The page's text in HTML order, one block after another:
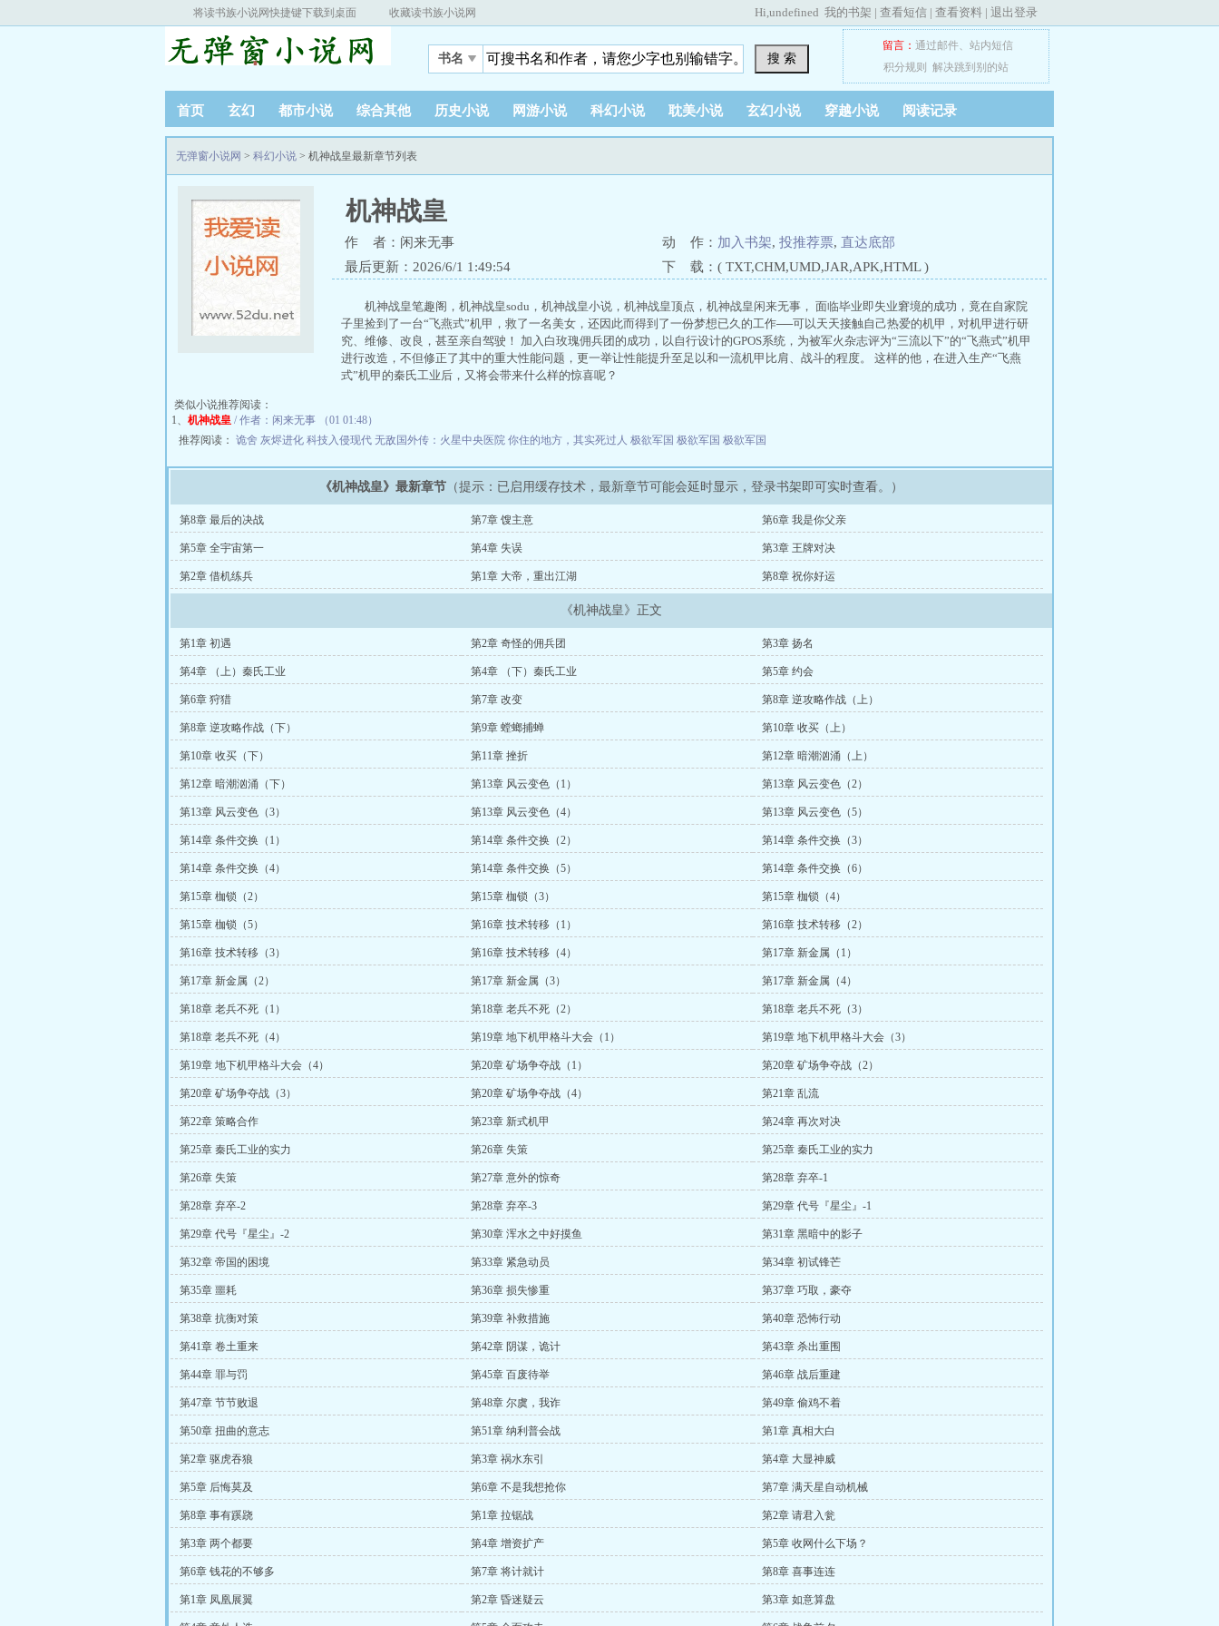
将读书族小说网快捷键下载到桌面 收藏读书族小说网 Hi,undefined 我的书架 | 查看短信 | 查看资料 | 退出登录
书名 搜 索
留言： 通过邮件、 站内短信
积分规则
解决跳到别的站
首页 玄幻 都市小说 综合其他 历史小说 网游小说 科幻小说 耽美小说 玄幻小说 穿越小说 阅读记录
无弹窗小说网 > 科幻小说 > 机神战皇最新章节列表
机神战皇
作 者：闲来无事 动 作： 加入书架, 投推荐票, 直达底部
最后更新：2026/6/1 1:49:54
下 载：( TXT,CHM,UMD,JAR,APK,HTML )
机神战皇笔趣阁，机神战皇sodu，机神战皇小说，机神战皇顶点，机神战皇闲来无事， 面临毕业即失业窘境的成功，竟在自家院
子里捡到了一台“飞燕式”机甲，救了一名美女，还因此而得到了一份梦想已久的工作──可以天天接触自己热爱的机甲，对机甲进行研
究、维修、改良，甚至亲自驾驶！ 加入白玫瑰佣兵团的成功，以自行设计的GPOS系统，为被军火杂志评为“三流以下”的“飞燕式”机甲
进行改造，不但修正了其中的重大性能问题，更一举让性能提升至足以和一流机甲比肩、战斗的程度。 这样的他，在进入生产“飞燕
式”机甲的秦氏工业后，又将会带来什么样的惊喜呢？
类似小说推荐阅读：
1、 机神战皇 / 作者：闲来无事 （01 01:48）
推荐阅读： 诡舍 灰烬进化 科技入侵现代 无敌国外传：火星中央医院 你住的地方，其实死过人 极欲军国 极欲军国 极欲军国
《机神战皇》最新章节 （提示：已启用缓存技术，最新章节可能会延时显示，登录书架即可实时查看。）
第8章 最后的决战 第7章 馊主意 第6章 我是你父亲
第5章 全宇宙第一 第4章 失误 第3章 王牌对决
第2章 借机练兵 第1章 大帝，重出江湖 第8章 祝你好运
《机神战皇》正文
第1章 初遇 第2章 奇怪的佣兵团 第3章 扬名
第4章 （上）秦氏工业 第4章 （下）秦氏工业 第5章 约会
第6章 狩猎 第7章 改变 第8章 逆攻略作战（上）
第8章 逆攻略作战（下） 第9章 螳螂捕蝉 第10章 收买（上）
第10章 收买（下） 第11章 挫折 第12章 暗潮汹涌（上）
第12章 暗潮汹涌（下） 第13章 风云变色（1） 第13章 风云变色（2）
第13章 风云变色（3） 第13章 风云变色（4） 第13章 风云变色（5）
第14章 条件交换（1） 第14章 条件交换（2） 第14章 条件交换（3）
第14章 条件交换（4） 第14章 条件交换（5） 第14章 条件交换（6）
第15章 枷锁（2） 第15章 枷锁（3） 第15章 枷锁（4）
第15章 枷锁（5） 第16章 技术转移（1） 第16章 技术转移（2）
第16章 技术转移（3） 第16章 技术转移（4） 第17章 新金属（1）
第17章 新金属（2） 第17章 新金属（3） 第17章 新金属（4）
第18章 老兵不死（1） 第18章 老兵不死（2） 第18章 老兵不死（3）
第18章 老兵不死（4） 第19章 地下机甲格斗大会（1） 第19章 地下机甲格斗大会（3）
第19章 地下机甲格斗大会（4） 第20章 矿场争夺战（1） 第20章 矿场争夺战（2）
第20章 矿场争夺战（3） 第20章 矿场争夺战（4） 第21章 乱流
第22章 策略合作 第23章 新式机甲 第24章 再次对决
第25章 秦氏工业的实力 第26章 失策 第25章 秦氏工业的实力
第26章 失策 第27章 意外的惊奇 第28章 弃卒-1
第28章 弃卒-2 第28章 弃卒-3 第29章 代号『星尘』-1
第29章 代号『星尘』-2 第30章 浑水之中好摸鱼 第31章 黑暗中的影子
第32章 帝国的困境 第33章 紧急动员 第34章 初试锋芒
第35章 噩耗 第36章 损失惨重 第37章 巧取，豪夺
第38章 抗衡对策 第39章 补救措施 第40章 恐怖行动
第41章 卷土重来 第42章 阴谋，诡计 第43章 杀出重围
第44章 罪与罚 第45章 百废待举 第46章 战后重建
第47章 节节败退 第48章 尔虞，我诈 第49章 偷鸡不着
第50章 扭曲的意志 第51章 纳利普会战 第1章 真相大白
第2章 驱虎吞狼 第3章 祸水东引 第4章 大显神威
第5章 后悔莫及 第6章 不是我想抢你 第7章 满天星自动机械
第8章 事有蹊跷 第1章 拉锯战 第2章 请君入瓮
第3章 两个都要 第4章 增资扩产 第5章 收网什么下场？
第6章 钱花的不够多 第7章 将计就计 第8章 喜事连连
第1章 凤凰展翼 第2章 昏迷疑云 第3章 如意算盘